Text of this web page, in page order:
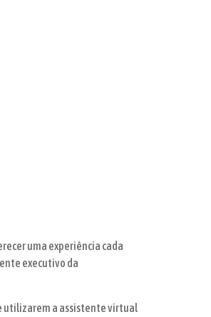
uma experiência cada
executivo da
utilizarem a assistente virtual